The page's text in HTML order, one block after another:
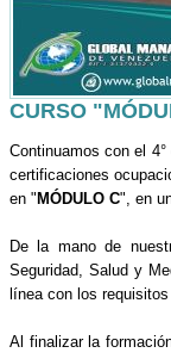
CURSO
Continuamos con el
certificaciones
en "MÓDULO C", en
De la mano de
Seguridad, Salud y
línea con los
Al finalizar la